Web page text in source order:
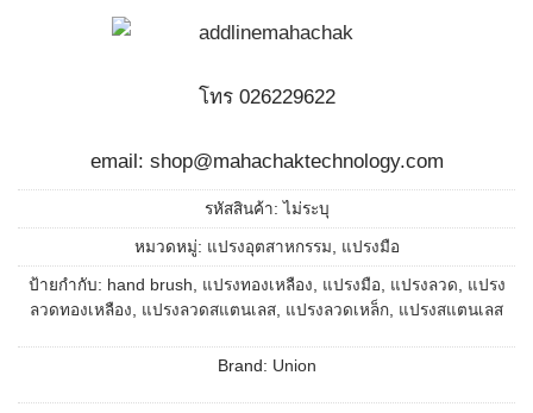
โทร 026229622
email: shop@mahachaktechnology.com
รหัสสินค้า: ไม่ระบุ
หมวดหมู่: แปรงอุตสาหกรรม, แปรงมือ
ป้ายกำกับ: hand brush, แปรงทองเหลือง, แปรงมือ, แปรงลวด, แปรง
ลวดทองเหลือง, แปรงลวดสแตนเลส, แปรงลวดเหล็ก, แปรงสแตนเลส
Brand: Union